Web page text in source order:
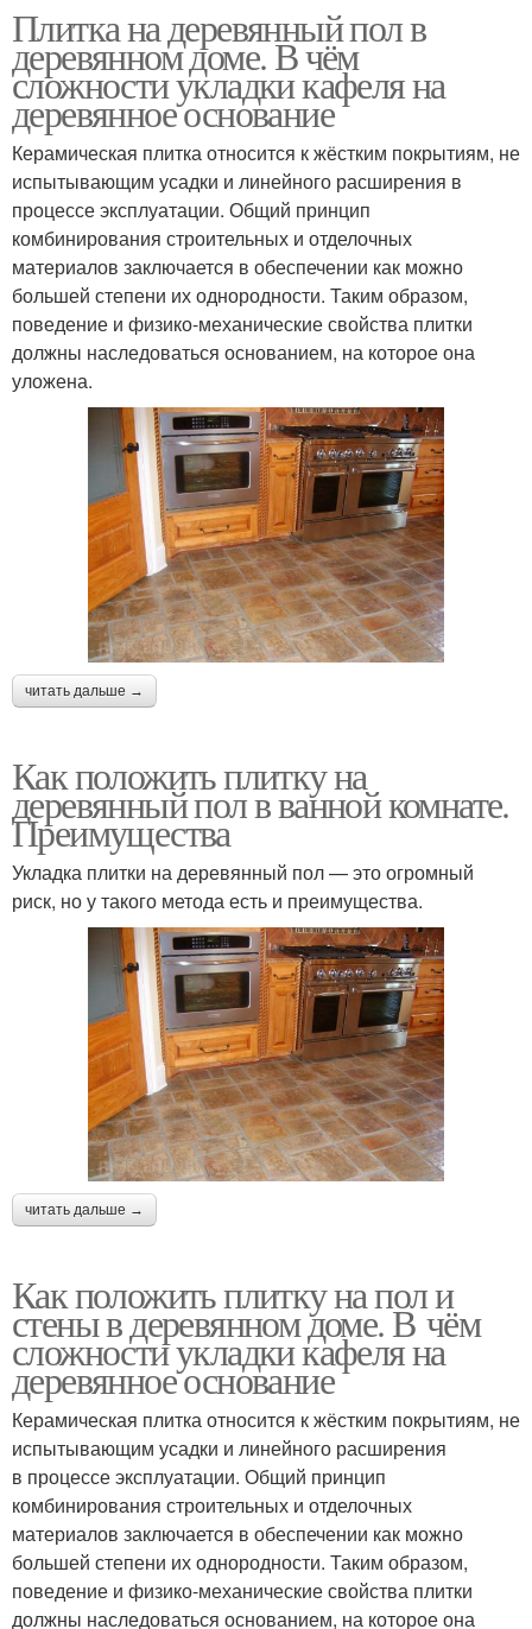
Плитка на деревянный пол в
деревянном доме. В чём
сложности укладки кафеля на
деревянное основание
Керамическая плитка относится к жёстким покрытиям, не
испытывающим усадки и линейного расширения в
процессе эксплуатации. Общий принцип
комбинирования строительных и отделочных
материалов заключается в обеспечении как можно
большей степени их однородности. Таким образом,
поведение и физико-механические свойства плитки
должны наследоваться основанием, на которое она
уложена.
читать дальше →
Как положить плитку на
деревянный пол в ванной комнате.
Преимущества
Укладка плитки на деревянный пол — это огромный
риск, но у такого метода есть и преимущества.
читать дальше →
Как положить плитку на пол и
стены в деревянном доме. В чём
сложности укладки кафеля на
деревянное основание
Керамическая плитка относится к жёстким покрытиям, не
испытывающим усадки и линейного расширения
в процессе эксплуатации. Общий принцип
комбинирования строительных и отделочных
материалов заключается в обеспечении как можно
большей степени их однородности. Таким образом,
поведение и физико-механические свойства плитки
должны наследоваться основанием, на которое она